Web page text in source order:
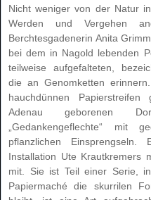
Nicht weniger von der Natur
Werden und Vergehen
Berchtesgadenerin Anita
bei dem in Nagold lebenden
teilweise aufgefalteten,
die an Genomketten
hauchdünnen
Adenau geborenen
„Gedankengeflechte“ mit
pflanzlichen
Installation Ute Krautkremers
mit. Sie ist Teil einer Serie,
Papiermaché die skurrilen